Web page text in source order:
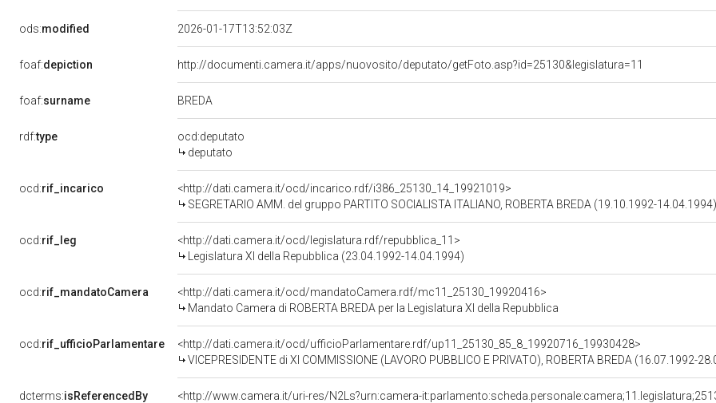
ods:modified 2026-01-17T13:52:03Z
foaf:depiction http://documenti.camera.it/apps/nuovosito/deputato/getFoto.asp?id=25130&legislatura=11
foaf:surname BREDA
rdf:type
ocd:deputato
deputato
ocd:rif_incarico
<http://dati.camera.it/ocd/incarico.rdf/i386_25130_14_19921019>
SEGRETARIO AMM. del gruppo PARTITO SOCIALISTA ITALIANO, ROBERTA BREDA (19.10.1992-14.04.1994)
ocd:rif_leg
<http://dati.camera.it/ocd/legislatura.rdf/repubblica_11>
Legislatura XI della Repubblica (23.04.1992-14.04.1994)
ocd:rif_mandatoCamera
<http://dati.camera.it/ocd/mandatoCamera.rdf/mc11_25130_19920416>
Mandato Camera di ROBERTA BREDA per la Legislatura XI della Repubblica
ocd:rif_ufficioParlamentare
<http://dati.camera.it/ocd/ufficioParlamentare.rdf/up11_25130_85_8_19920716_19930428>
VICEPRESIDENTE di XI COMMISSIONE (LAVORO PUBBLICO E PRIVATO), ROBERTA BREDA (16.07.1992-
dcterms:isReferencedBy <http://www.camera.it/uri-res/N2Ls?urn:camera-